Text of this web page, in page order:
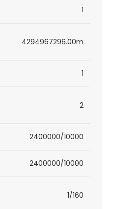
1
4294967296.00m
1
2
2400000/10000
2400000/10000
1/160